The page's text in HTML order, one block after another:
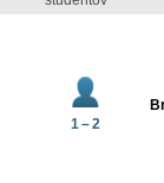
1 – 2